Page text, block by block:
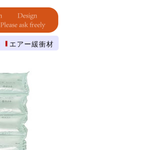
エアー緩衝材